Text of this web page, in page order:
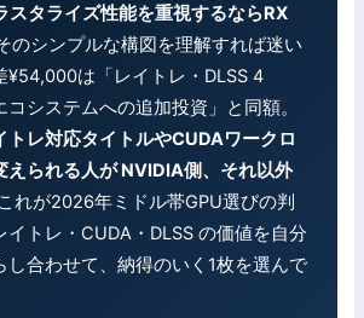
スタライズ性能を重視するならRX
シンプルな構図を理解すれば迷い
¥54,000は「レイトレ・DLSS 4
コシステムへの追加投資」と同額。
トレ対応タイトルやCUDAワークロ
えられる人が NVIDIA側、それ以外
が2026年ミドル帯GPU選びの判
イトレ・CUDA・DLSS の価値を自分
し合わせて、納得のいく1枚を選んで